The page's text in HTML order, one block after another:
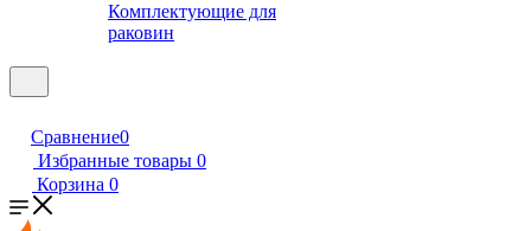
Комплектующие для
раковин
Сравнение0
Избранные товары 0
Корзина 0